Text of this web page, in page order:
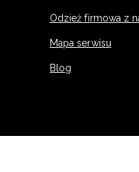
Odzież firmowa z
Mapa serwisu
Blog